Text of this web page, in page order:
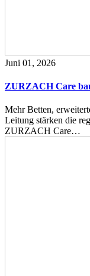
Juni 01, 2026
ZURZACH Care
Mehr Betten,
Leitung stärken die
ZURZACH Care…